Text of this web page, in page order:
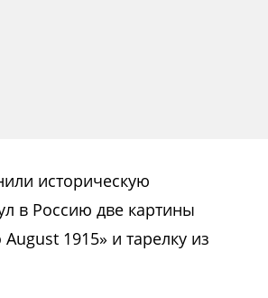
историческую
в Россию две картины
1915» и тарелку из